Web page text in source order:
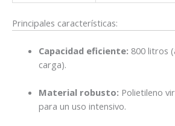
Principales características:
Capacidad eficiente: 800 litros
carga).
Material robusto: Polietileno
para un uso intensivo.